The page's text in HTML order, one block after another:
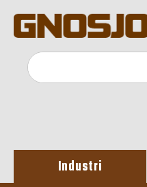
Industri